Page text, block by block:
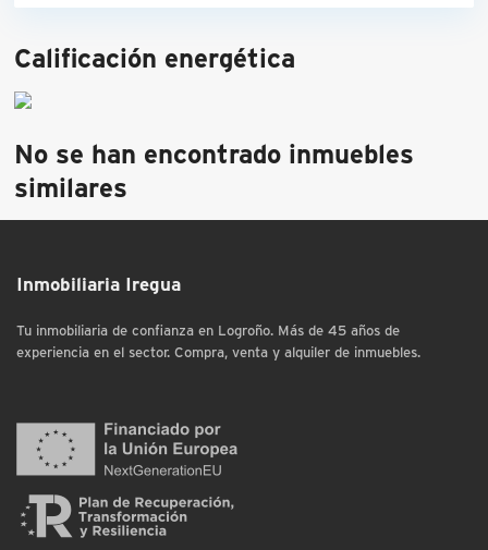
Calificación energética
No se han encontrado inmuebles
similares
Inmobiliaria Iregua
Tu inmobiliaria de confianza en Logroño. Más de 45 años de
experiencia en el sector. Compra, venta y alquiler de inmuebles.